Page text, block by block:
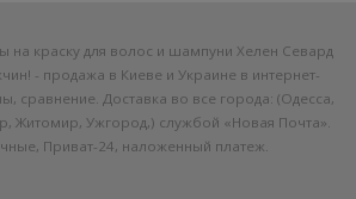
на краску для волос и шампуни Хелен Севард
- продажа в Киеве и Украине в интернет-
сравнение. Доставка во все города: (Одесса,
Житомир, Ужгород,) службой «Новая Почта».
Приват-24, наложенный платеж.